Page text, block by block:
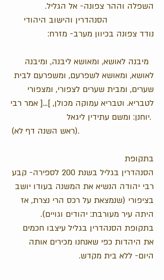
השפלה וההר צפונה- אל הגליל.
הסנהדרין והישוב היהודי
נודד צפונה בכיוון מערב- מזרח:
מיבנה לאושא, ומאושא ליבנה, ומיבנה
לאושא, ומאושא לשפרעם, ומשפרעם לבית
שערים, ומבית שערים לצפורי, ומצפורי
לטבריא. וטבריא עמוקה מכולן, ]...[ אמר רבי
יוחנן: ומשם עתידין ליגאל.
(ראש השנה דף לא).
בתקופת
הסנהדרין בגליל בשנת 200 לספירה- קבע
רבי יהודה הנשיא את המשנה בעודו יושב
בציפורי (שנמצאת על רכס הרי נצרת, אז
היתה עיר מעורבת: יהודים וגויים).
בתקופת הסנהדרין בגליל עיצבו חכמים
את היהדות כפי שאנחנו מכירים אותה
היום- ללא בית מקדש.